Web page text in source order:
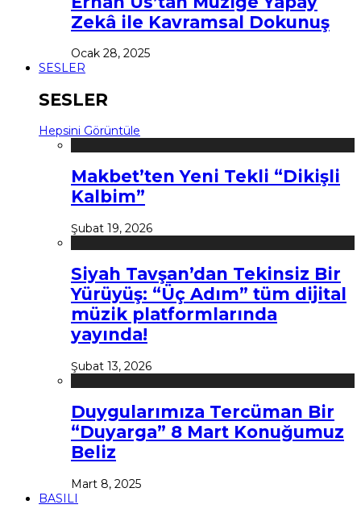
Zekâ ile Kavramsal Dokunuş
Ocak 28, 2025
SESLER
SESLER
Hepsini Görüntüle
Makbet’ten Yeni Tekli “Dikişli
Kalbim”
Şubat 19, 2026
Siyah Tavşan’dan Tekinsiz Bir
Yürüyüş: “Üç Adım” tüm dijital
müzik platformlarında
yayında!
Şubat 13, 2026
Duygularımıza Tercüman Bir
“Duyarga” 8 Mart Konuğumuz
Beliz
Mart 8, 2025
BASILI